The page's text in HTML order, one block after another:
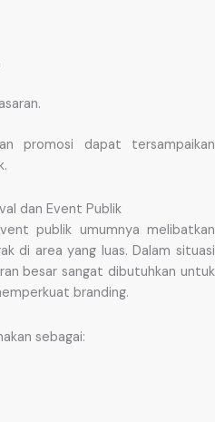
promosi dapat tersampaikan
dan Event Publik
publik umumnya melibatkan
di area yang luas. Dalam situasi
besar sangat dibutuhkan untuk
branding.
sebagai: